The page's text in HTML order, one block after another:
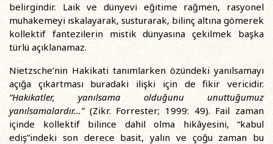
belirgindir. Laik ve dünyevi eğitime rağmen, rasyonel
muhakemeyi ıskalayarak, susturarak, bilinç altına gömerek
kollektif fantezilerin mistik dünyasına çekilmek başka
türlü açıklanamaz.
Nietzsche’nin Hakikati tanımlarken özündeki yanılsamayı
açığa çıkartması buradaki ilişki için de fikir vericidir.
“Hakikatler, yanılsama olduğunu unuttuğumuz
yanılsamalardır...”(Zikr. Forrester; 1999: 49). Fail zaman
içinde kollektif bilince dahil olma hikâyesini, “kabul
ediş”indeki son derece basit, yalın ve çoğu zaman bu